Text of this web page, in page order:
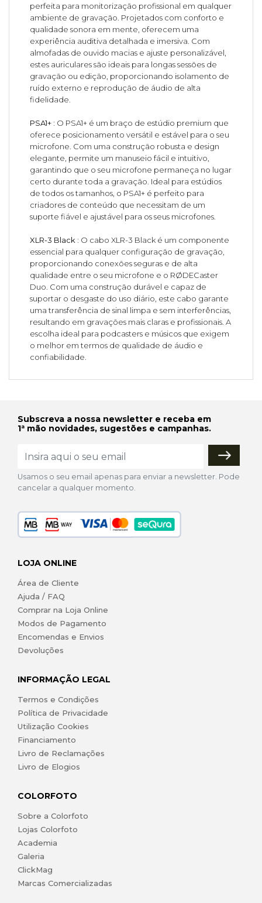
perfeita para monitorização profissional em qualquer
ambiente de gravação. Projetados com conforto e
qualidade sonora em mente, oferecem uma
experiência auditiva detalhada e imersiva. Com
almofadas de ouvido macias e ajuste personalizável,
estes auriculares são ideais para longas sessões de
gravação ou edição, proporcionando isolamento de
ruído externo e reprodução de áudio de alta
fidelidade.
PSA1+ : O PSA1+ é um braço de estúdio premium que
oferece posicionamento versátil e estável para o seu
microfone. Com uma construção robusta e design
elegante, permite um manuseio fácil e intuitivo,
garantindo que o seu microfone permaneça no lugar
certo durante toda a gravação. Ideal para estúdios
de todos os tamanhos, o PSA1+ é perfeito para
criadores de conteúdo que necessitam de um
suporte fiável e ajustável para os seus microfones.
XLR-3 Black : O cabo XLR-3 Black é um componente
essencial para qualquer configuração de gravação,
proporcionando conexões seguras e de alta
qualidade entre o seu microfone e o RØDECaster
Duo. Com uma construção durável e capaz de
suportar o desgaste do uso diário, este cabo garante
uma transferência de sinal limpa e sem interferências,
resultando em gravações mais claras e profissionais. A
escolha ideal para podcasters e músicos que exigem
o melhor em termos de qualidade de áudio e
confiabilidade.
Subscreva a nossa newsletter e receba em
1ª mão novidades, sugestões e campanhas.
Usamos o seu email apenas para enviar a newsletter. Pode
cancelar a qualquer momento.
LOJA ONLINE
Área de Cliente
Ajuda / FAQ
Comprar na Loja Online
Modos de Pagamento
Encomendas e Envios
Devoluções
INFORMAÇÃO LEGAL
Termos e Condições
Política de Privacidade
Utilização Cookies
Financiamento
Livro de Reclamações
Livro de Elogios
COLORFOTO
Sobre a Colorfoto
Lojas Colorfoto
Academia
Galeria
ClickMag
Marcas Comercializadas